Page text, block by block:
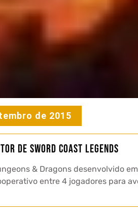
de 2015
de Sword Coast Legends
& Dragons desenvolvido
entre 4 jogadores para